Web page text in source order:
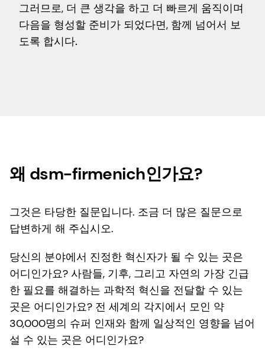
그러므로, 더 큰 생각을 하고 더 빠르게 움직이며
다음을 형성할 준비가 되었다면, 함께 넘어서 보
도록 합시다.
왜 dsm-firmenich인가요?
그것은 타당한 질문입니다. 조금 더 많은 질문으로
답변하게 해 주십시오.
당신의 분야에서 진정한 혁신자가 될 수 있는 곳은
어디인가요? 사람들, 기후, 그리고 자연의 가장 긴급
한 필요를 해결하는 과학적 혁신을 전달할 수 있는
곳은 어디인가요? 전 세계의 각지에서 모인 약
30,000명의 슈퍼 인재와 함께 일상적인 영향을 넘어
설 수 있는 곳은 어디인가요?